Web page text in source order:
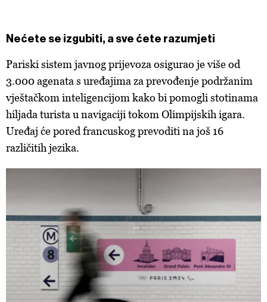
Nećete se izgubiti, a sve ćete razumjeti
Pariski sistem javnog prijevoza osigurao je više od
3.000 agenata s uređajima za prevođenje podržanim
vještačkom inteligencijom kako bi pomogli stotinama
hiljada turista u navigaciji tokom Olimpijskih igara.
Uređaj će pored francuskog prevoditi na još 16
različitih jezika.